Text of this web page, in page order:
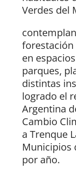
Verdes del
forestación
en
parques,
distintas
logrado el
Argentina
Cambio
a Trenque
Municipios
por año.